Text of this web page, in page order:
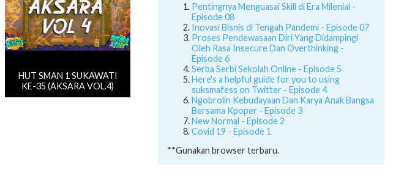
HUT SMAN 1 SUKAWATI
KE-35 (AKSARA VOL.4)
Pentingnya Menguasai Skill di Era Milenial -
Episode 08
Inovasi Bisnis di Tengah Pandemi - Episode 07
Proses Pendewasaan Diri Yang Didampingi
Oleh Rasa Insecure Dan Overthinking -
Episode 6
Serba Serbi Sekolah Online - Episode 5
Here's a helpful guide for you to using
suksmafess on Twitter - Episode 4
Ngobrolin Kebudayaan Dan Karya Anak Bangsa
Bersama Kpoper - Episode 3
New Normal - Episode 2
Covid 19 - Episode 1
**Gunakan browser terbaru.